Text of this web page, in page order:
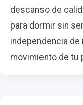
descanso de
para dormir sin
independencia
movimiento de tu